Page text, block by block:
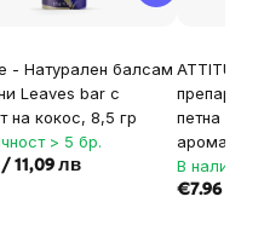
- Натурален балсам
Leaves bar с
на кокос, 8,5 гр
> 5 бр.
11,09 лв
ATTITUDE
препарат
петна от
аромат,
В
€7.96 /